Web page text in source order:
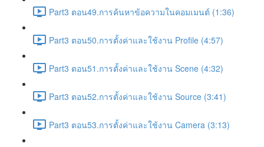
Part3 ตอน49.การค้นหาข้อความในคอมเมนต์ (1:36)
Part3 ตอน50.การตั้งค่าและใช้งาน Profile (4:57)
Part3 ตอน51.การตั้งค่าและใช้งาน Scene (4:32)
Part3 ตอน52.การตั้งค่าและใช้งาน Source (3:41)
Part3 ตอน53.การตั้งค่าและใช้งาน Camera (3:13)